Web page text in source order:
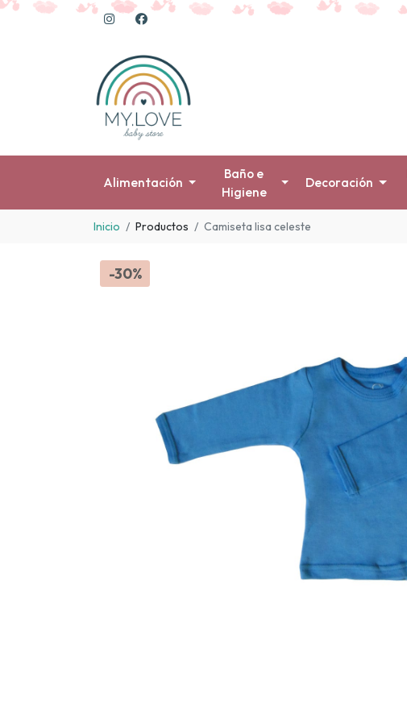
Alimentación
Baño e
Higiene
Decoración
Inicio Productos Camiseta lisa celeste
-30%